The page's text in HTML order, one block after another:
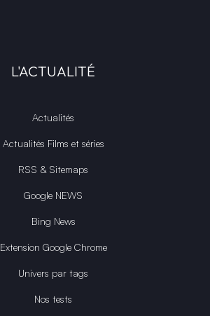
L'ACTUALITÉ
Actualités
Actualités Films et séries
RSS & Sitemaps
Google NEWS
Bing News
Extension Google Chrome
Univers par tags
Nos tests